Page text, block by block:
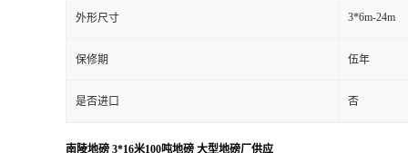
外形尺寸 3*6m-24m
保修期 伍年
是否进口 否
南陵地磅 3*16米100吨地磅 大型地磅厂供应